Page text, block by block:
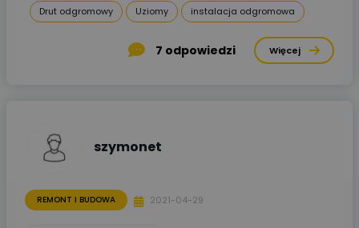
Drut odgromowy Uziomy instalacja odgromowa
7 odpowiedzi Więcej
szymonet
REMONT I BUDOWA 2021-04-29